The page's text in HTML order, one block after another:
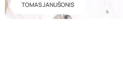
TOMAS JANUŠONIS